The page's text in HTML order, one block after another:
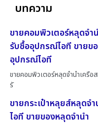
บทความ
ขายคอมพิวเตอร์หลุดจ
รับซื้ออุปกรณ์ไอที ขายข
อุปกรณ์ไอที
ขายคอมพิวเตอร์หลุดจำนำเครื
รั
ขายกระเป๋าหลุยส์หลุดจ
ไอที ขายของหลุดจำนำ